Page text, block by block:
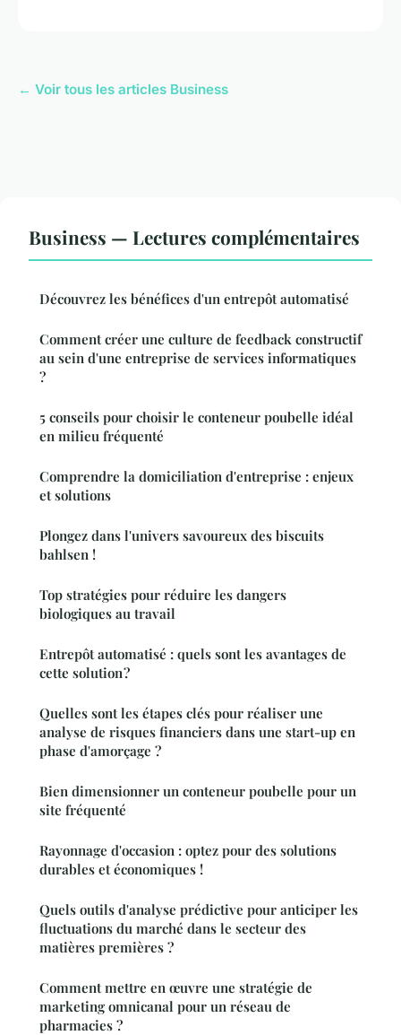
← Voir tous les articles Business
Business — Lectures complémentaires
Découvrez les bénéfices d'un entrepôt automatisé
Comment créer une culture de feedback constructif
au sein d'une entreprise de services informatiques
?
5 conseils pour choisir le conteneur poubelle idéal
en milieu fréquenté
Comprendre la domiciliation d'entreprise : enjeux
et solutions
Plongez dans l'univers savoureux des biscuits
bahlsen !
Top stratégies pour réduire les dangers
biologiques au travail
Entrepôt automatisé : quels sont les avantages de
cette solution ?
Quelles sont les étapes clés pour réaliser une
analyse de risques financiers dans une start-up en
phase d'amorçage ?
Bien dimensionner un conteneur poubelle pour un
site fréquenté
Rayonnage d'occasion : optez pour des solutions
durables et économiques !
Quels outils d'analyse prédictive pour anticiper les
fluctuations du marché dans le secteur des
matières premières ?
Comment mettre en œuvre une stratégie de
marketing omnicanal pour un réseau de
pharmacies ?